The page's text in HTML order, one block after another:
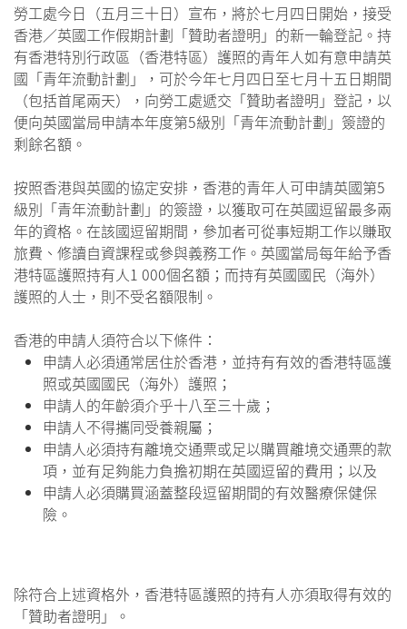
勞工處今日（五月三十日）宣布，將於七月四日開始，接受
香港／英國工作假期計劃「贊助者證明」的新一輪登記。持
有香港特別行政區（香港特區）護照的青年人如有意申請英
國「青年流動計劃」，可於今年七月四日至七月十五日期間
（包括首尾兩天），向勞工處遞交「贊助者證明」登記，以
便向英國當局申請本年度第5級別「青年流動計劃」簽證的
剩餘名額。
按照香港與英國的協定安排，香港的青年人可申請英國第5
級別「青年流動計劃」的簽證，以獲取可在英國逗留最多兩
年的資格。在該國逗留期間，參加者可從事短期工作以賺取
旅費、修讀自資課程或參與義務工作。英國當局每年給予香
港特區護照持有人1 000個名額；而持有英國國民（海外）
護照的人士，則不受名額限制。
香港的申請人須符合以下條件：
申請人必須通常居住於香港，並持有有效的香港特區護
照或英國國民（海外）護照；
申請人的年齡須介乎十八至三十歲；
申請人不得攜同受養親屬；
申請人必須持有離境交通票或足以購買離境交通票的款
項，並有足夠能力負擔初期在英國逗留的費用；以及
申請人必須購買涵蓋整段逗留期間的有效醫療保健保
險。
除符合上述資格外，香港特區護照的持有人亦須取得有效的
「贊助者證明」。